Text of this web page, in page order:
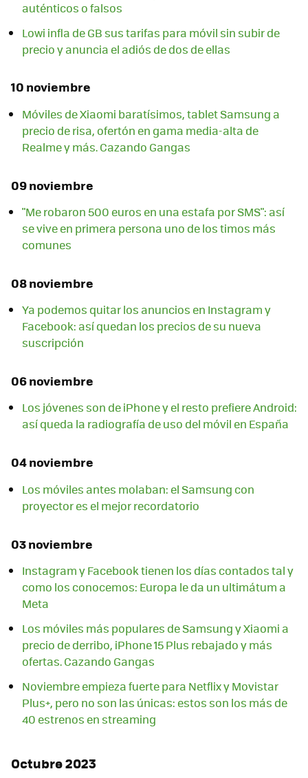
auténticos o falsos
Lowi infla de GB sus tarifas para móvil sin subir de
precio y anuncia el adiós de dos de ellas
10 noviembre
Móviles de Xiaomi baratísimos, tablet Samsung a
precio de risa, ofertón en gama media-alta de
Realme y más. Cazando Gangas
09 noviembre
"Me robaron 500 euros en una estafa por SMS": así
se vive en primera persona uno de los timos más
comunes
08 noviembre
Ya podemos quitar los anuncios en Instagram y
Facebook: así quedan los precios de su nueva
suscripción
06 noviembre
Los jóvenes son de iPhone y el resto prefiere Android:
así queda la radiografía de uso del móvil en España
04 noviembre
Los móviles antes molaban: el Samsung con
proyector es el mejor recordatorio
03 noviembre
Instagram y Facebook tienen los días contados tal y
como los conocemos: Europa le da un ultimátum a
Meta
Los móviles más populares de Samsung y Xiaomi a
precio de derribo, iPhone 15 Plus rebajado y más
ofertas. Cazando Gangas
Noviembre empieza fuerte para Netflix y Movistar
Plus+, pero no son las únicas: estos son los más de
40 estrenos en streaming
Octubre 2023